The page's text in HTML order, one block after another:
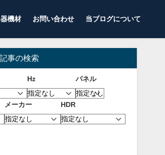
機材 お問い合わせ 当ブログについて
事の検索
Hz パネル
メーカー HDR